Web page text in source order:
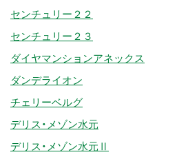
センチュリー２２
センチュリー２３
ダイヤマンションアネックス
ダンデライオン
チェリーベルグ
デリス・メゾン水元
デリス・メゾン水元Ⅱ